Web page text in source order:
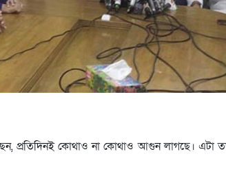
প্রতিদিনই কোথাও না কোথাও আগুন লাগছে। এটা